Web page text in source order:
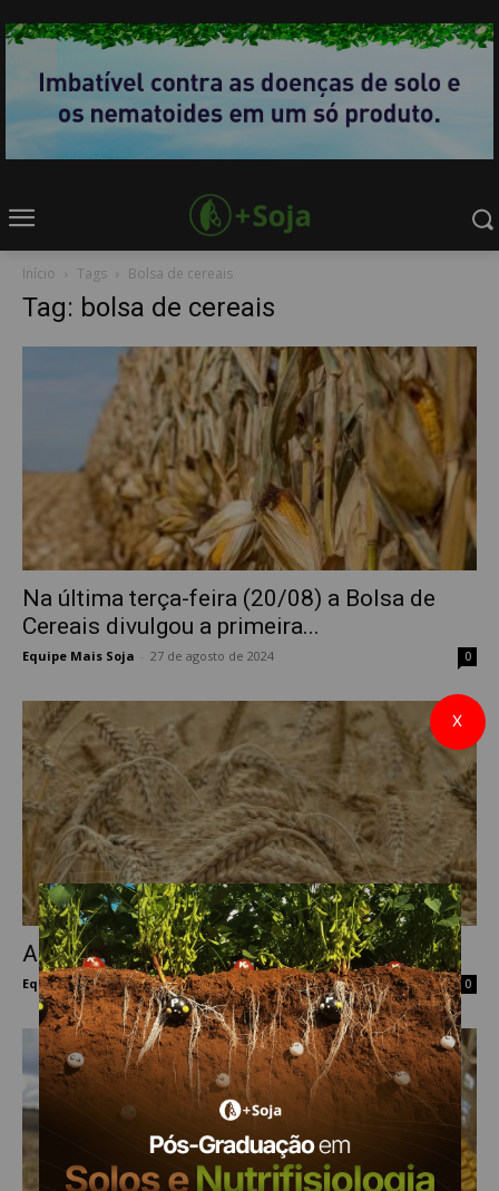
Início Tags Bolsa de cereais
Tag: bolsa de cereais
Na última terça-feira (20/08) a Bolsa de
Cereais divulgou a primeira...
Equipe Mais Soja 27 de agosto de 2024 0
Análise semanal do mercado do Trigo
Equipe Mais Soja - 8 de abril de 2019 0
X